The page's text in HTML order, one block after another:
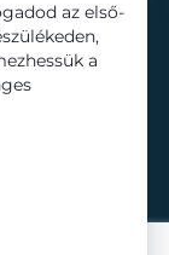
az első-
a